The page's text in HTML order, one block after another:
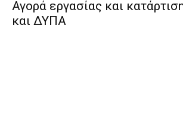
Αγορά εργασίας και
και ΔΥΠΑ